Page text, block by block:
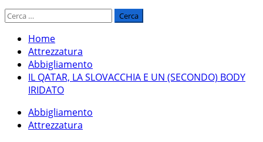
Ricerca
Home
Attrezzatura
Abbigliamento
IL QATAR, LA SLOVACCHIA E UN (SECONDO) BODY
IRIDATO
Abbigliamento
Attrezzatura